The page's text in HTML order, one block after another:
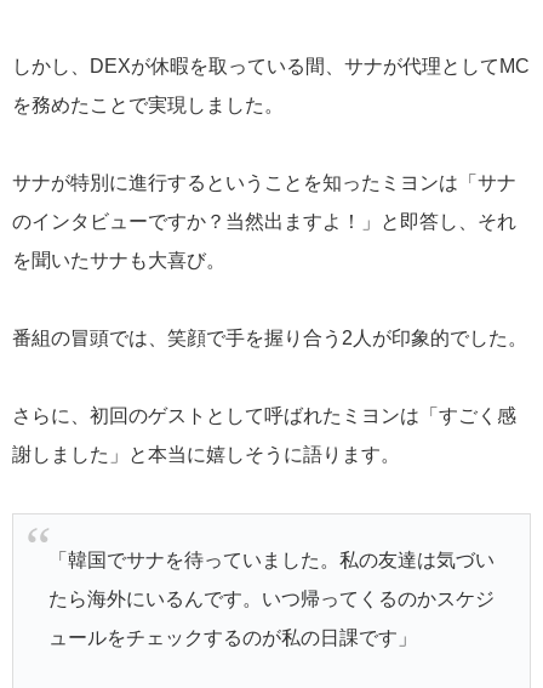
しかし、DEXが休暇を取っている間、サナが代理としてMC
を務めたことで実現しました。
サナが特別に進行するということを知ったミヨンは「サナ
のインタビューですか？当然出ますよ！」と即答し、それ
を聞いたサナも大喜び。
番組の冒頭では、笑顔で手を握り合う2人が印象的でした。
さらに、初回のゲストとして呼ばれたミヨンは「すごく感
謝しました」と本当に嬉しそうに語ります。
「韓国でサナを待っていました。私の友達は気づい
たら海外にいるんです。いつ帰ってくるのかスケジ
ュールをチェックするのが私の日課です」